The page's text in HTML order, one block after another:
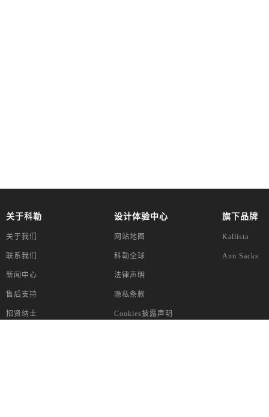
关于科勒
关于我们
联系我们
新闻中心
售后支持
招贤纳士
设计体验中心
网站地图
科勒全球
法律声明
隐私条款
Cookies披露声明
旗下品牌
Kallista
Ann Sacks